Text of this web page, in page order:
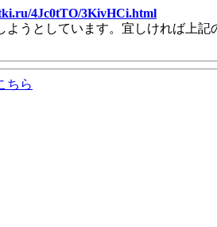
4Jc0tTO/3KivHCi.html
ようとしています。宜しければ上
ちら